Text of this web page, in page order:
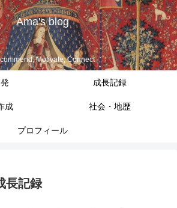
Ama's blog
Motivate, Connect
成長記録
成 社会・地歴
プロフィール
長記録